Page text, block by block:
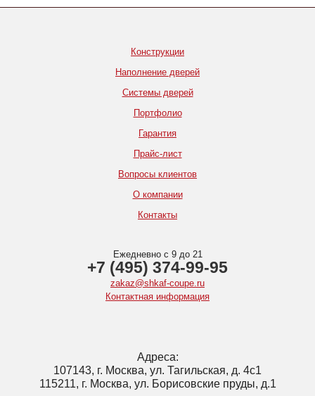
Конструкции
Наполнение дверей
Системы дверей
Портфолио
Гарантия
Прайс-лист
Вопросы клиентов
О компании
Контакты
Ежедневно с 9 до 21
+7 (495) 374-99-95
zakaz@shkaf-coupe.ru
Контактная информация
Адреса:
107143, г. Москва, ул. Тагильская, д. 4с1
115211, г. Москва, ул. Борисовские пруды, д.1